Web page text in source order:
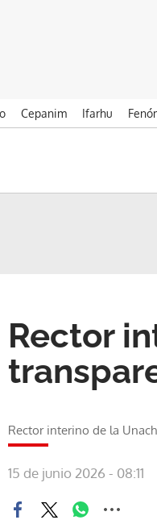
Cepanim Ifarhu
Rector
Rector interino de la
15 de junio 2026 - 08:11